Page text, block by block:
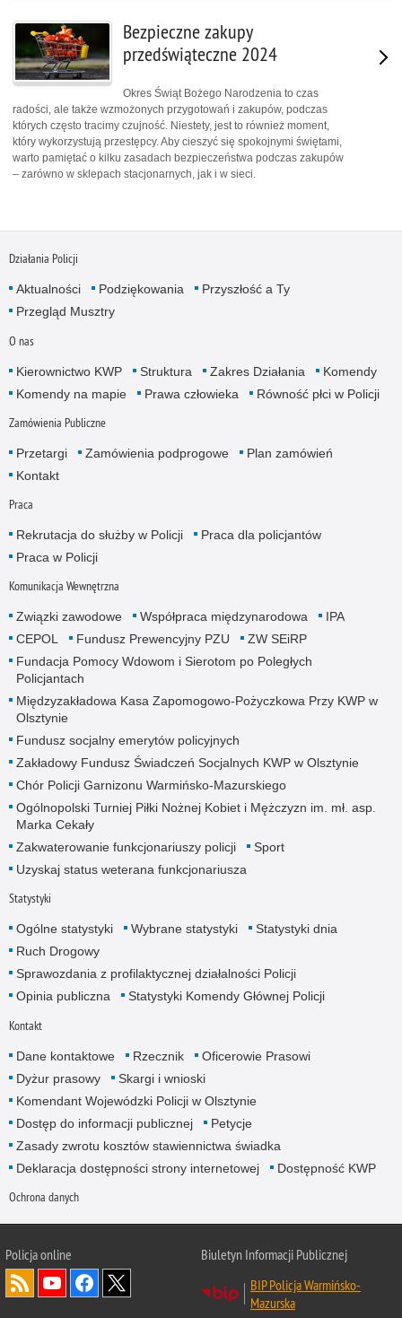
Bezpieczne zakupy
przedświąteczne 2024
Okres Świąt Bożego Narodzenia to czas
radości, ale także wzmożonych przygotowań i zakupów, podczas
których często tracimy czujność. Niestety, jest to również moment,
który wykorzystują przestępcy. Aby cieszyć się spokojnymi świętami,
warto pamiętać o kilku zasadach bezpieczeństwa podczas zakupów
– zarówno w sklepach stacjonarnych, jak i w sieci.
Działania Policji
Aktualności Podziękowania
Przyszłość a Ty
Przegląd Musztry
O nas
Kierownictwo KWP Struktura Zakres Działania
Komendy
Komendy na mapie
Prawa człowieka Równość płci w Policji
Zamówienia Publiczne
Przetargi Zamówienia podprogowe
Plan zamówień
Kontakt
Praca
Rekrutacja do służby w Policji
Praca dla policjantów
Praca w Policji
Komunikacja Wewnętrzna
Związki zawodowe Współpraca międzynarodowa
IPA
CEPOL
Fundusz Prewencyjny PZU
ZW SEiRP
Fundacja Pomocy Wdowom i Sierotom po Poległych
Policjantach
Międzyzakładowa Kasa Zapomogowo-Pożyczkowa Przy KWP w
Olsztynie
Fundusz socjalny emerytów policyjnych
Zakładowy Fundusz Świadczeń Socjalnych KWP w Olsztynie
Chór Policji Garnizonu Warmińsko-Mazurskiego
Ogólnopolski Turniej Piłki Nożnej Kobiet i Mężczyzn im. mł. asp.
Marka Cekały
Zakwaterowanie funkcjonariuszy policji
Sport
Uzyskaj status weterana funkcjonariusza
Statystyki
Ogólne statystyki Wybrane statystyki
Statystyki dnia
Ruch Drogowy
Sprawozdania z profilaktycznej działalności Policji
Opinia publiczna
Statystyki Komendy Głównej Policji
Kontakt
Dane kontaktowe Rzecznik
Oficerowie Prasowi
Dyżur prasowy
Skargi i wnioski
Komendant Wojewódzki Policji w Olsztynie
Dostęp do informacji publicznej
Petycje
Zasady zwrotu kosztów stawiennictwa świadka
Deklaracja dostępności strony internetowej
Dostępność KWP
Ochrona danych
Policja online
Biuletyn Informacji Publicznej
BIP Policja Warmińsko-
Mazurska